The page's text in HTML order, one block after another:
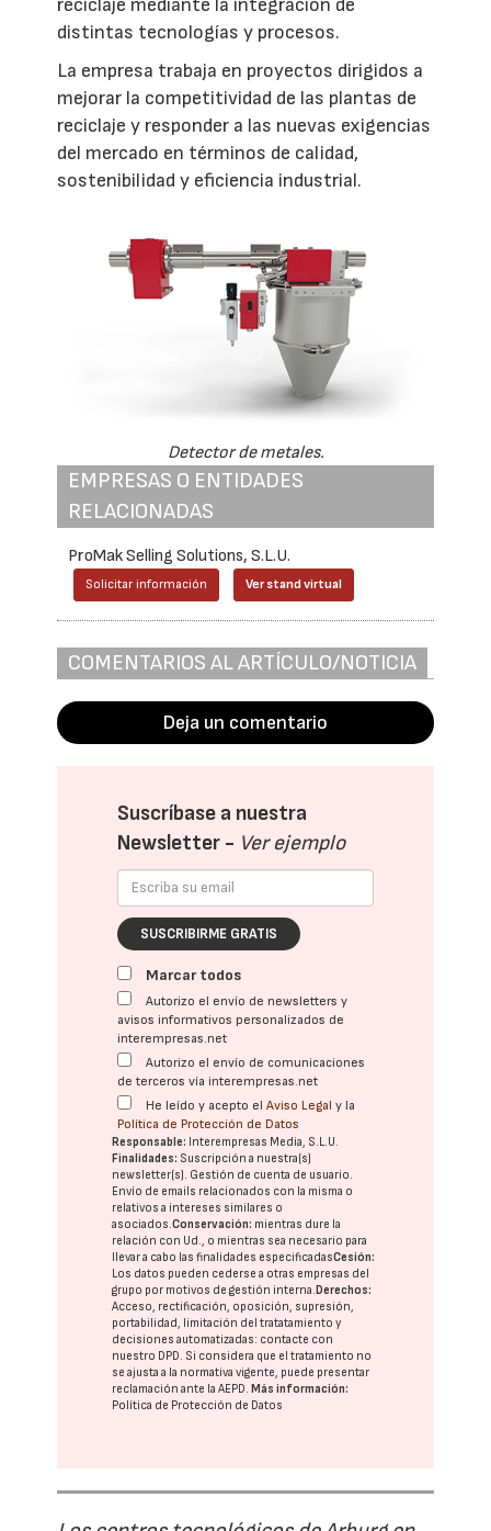
reciclaje mediante la integración de
distintas tecnologías y procesos.
La empresa trabaja en proyectos dirigidos a
mejorar la competitividad de las plantas de
reciclaje y responder a las nuevas exigencias
del mercado en términos de calidad,
sostenibilidad y eficiencia industrial.
Detector de metales.
EMPRESAS O ENTIDADES
RELACIONADAS
ProMak Selling Solutions, S.L.U.
Solicitar información Ver stand virtual
COMENTARIOS AL ARTÍCULO/NOTICIA
Deja un comentario
Suscríbase a nuestra
Newsletter - Ver ejemplo
SUSCRIBIRME GRATIS
Marcar todos
Autorizo el envío de newsletters y
avisos informativos personalizados de
interempresas.net
Autorizo el envío de comunicaciones
de terceros vía interempresas.net
He leído y acepto elAviso Legal y la
Política de Protección de Datos
Responsable: Interempresas Media, S.L.U.
Finalidades: Suscripción a nuestra(s)
newsletter(s). Gestión de cuenta de usuario.
Envío de emails relacionados con la misma o
relativos a intereses similares o
asociados.Conservación: mientras dure la
relación con Ud., o mientras sea necesario para
llevar a cabo las finalidades especificadasCesión:
Los datos pueden cederse a otras empresas del
grupo por motivos de gestión interna.Derechos:
Acceso, rectificación, oposición, supresión,
portabilidad, limitación del tratatamiento y
decisiones automatizadas: contacte con
nuestro DPD. Si considera que el tratamiento no
se ajusta a la normativa vigente, puede presentar
reclamación ante laAEPD.Más información:
Política de Protección de Datos